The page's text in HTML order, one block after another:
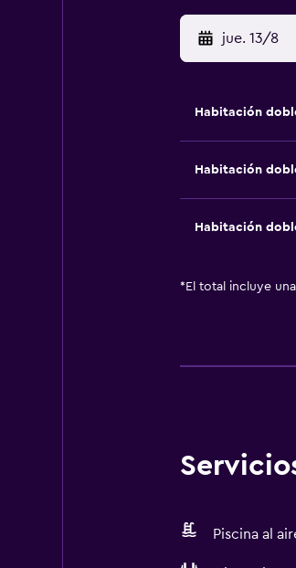
jue. 13/8
Habitación
Habitación
Habitación
* El total incluye
Piscina al